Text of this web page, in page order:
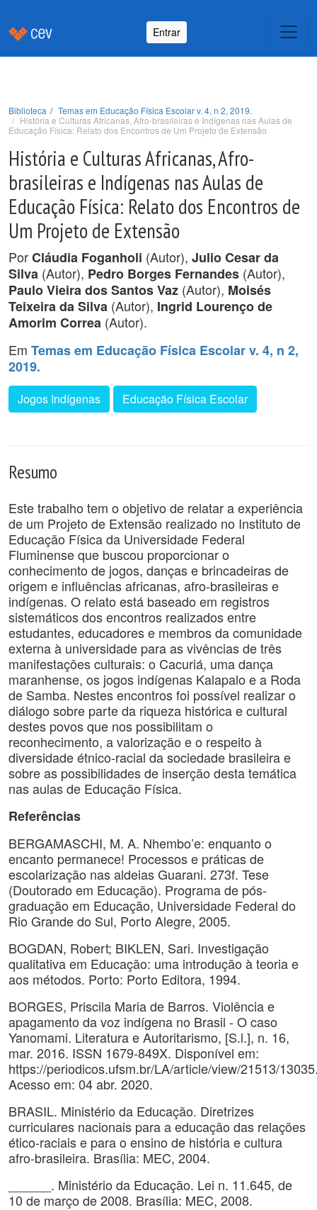
Entrar
Biblioteca
Temas em Educação Física Escolar v. 4, n 2, 2019.
História e Culturas Africanas, Afro-brasileiras e Indígenas nas Aulas de
Educação Física: Relato dos Encontros de Um Projeto de Extensão
História e Culturas Africanas, Afro-
brasileiras e Indígenas nas Aulas de
Educação Física: Relato dos Encontros de
Um Projeto de Extensão
PorCláudia Foganholi (Autor), Julio Cesar da
Silva (Autor), Pedro Borges Fernandes (Autor),
Paulo Vieira dos Santos Vaz (Autor), Moisés
Teixeira da Silva (Autor), Ingrid Lourenço de
Amorim Correa (Autor).
Em Temas em Educação Física Escolar v. 4, n 2,
2019.
Jogos Indígenas Educação Física Escolar
Resumo
Este trabalho tem o objetivo de relatar a experiência
de um Projeto de Extensão realizado no Instituto de
Educação Física da Universidade Federal
Fluminense que buscou proporcionar o
conhecimento de jogos, danças e brincadeiras de
origem e influências africanas, afro-brasileiras e
indígenas. O relato está baseado em registros
sistemáticos dos encontros realizados entre
estudantes, educadores e membros da comunidade
externa à universidade para as vivências de três
manifestações culturais: o Cacuriá, uma dança
maranhense, os jogos indígenas Kalapalo e a Roda
de Samba. Nestes encontros foi possível realizar o
diálogo sobre parte da riqueza histórica e cultural
destes povos que nos possibilitam o
reconhecimento, a valorização e o respeito à
diversidade étnico-racial da sociedade brasileira e
sobre as possibilidades de inserção desta temática
nas aulas de Educação Física.
Referências
BERGAMASCHI, M. A. Nhembo’e: enquanto o
encanto permanece! Processos e práticas de
escolarização nas aldeias Guarani. 273f. Tese
(Doutorado em Educação). Programa de pós-
graduação em Educação, Universidade Federal do
Rio Grande do Sul, Porto Alegre, 2005.
BOGDAN, Robert; BIKLEN, Sari. Investigação
qualitativa em Educação: uma introdução à teoria e
aos métodos. Porto: Porto Editora, 1994.
BORGES, Priscila Maria de Barros. Violência e
apagamento da voz indígena no Brasil - O caso
Yanomami. Literatura e Autoritarismo, [S.l.], n. 16,
mar. 2016. ISSN 1679-849X. Disponível em:
https://periodicos.ufsm.br/LA/article/view/21513/
Acesso em: 04 abr. 2020.
BRASIL. Ministério da Educação. Diretrizes
curriculares nacionais para a educação das relações
ético-raciais e para o ensino de história e cultura
afro-brasileira. Brasília: MEC, 2004.
______. Ministério da Educação. Lei n. 11.645, de
10 de março de 2008. Brasília: MEC, 2008.